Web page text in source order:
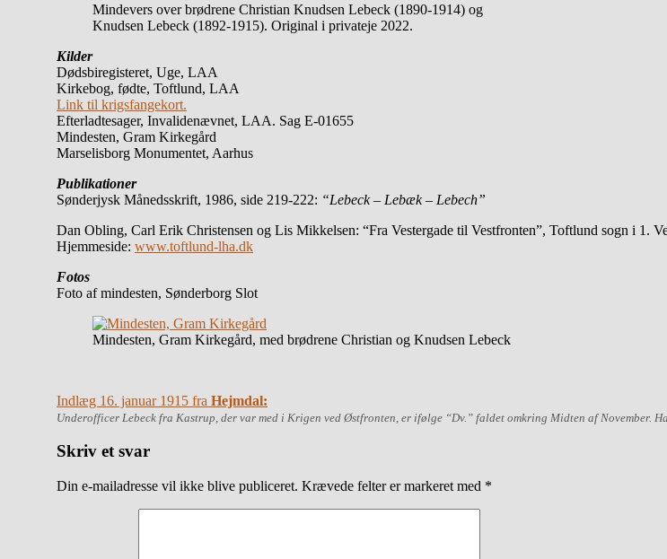
Mindevers over brødrene Christian Knudsen Lebeck (1890-1914) og
Knudsen Lebeck (1892-1915). Original i privateje 2022.
Kilder
Dødsbiregisteret, Uge, LAA
Kirkebog, fødte, Toftlund, LAA
Link til krigsfangekort.
Efterladtesager, Invalidenævnet, LAA. Sag E-01655
Mindesten, Gram Kirkegård
Marselisborg Monumentet, Aarhus
Publikationer
Sønderjysk Månedsskrift, 1986, side 219-222: “Lebeck – Lebæk – Lebech”
Dan Obling, Carl Erik Christensen og Lis Mikkelsen: “Fra Vestergade til Vestfronten”, Toftlund sogn i 1.
Hjemmeside: www.toftlund-lha.dk
Fotos
Foto af mindesten, Sønderborg Slot
Mindesten, Gram Kirkegård, med brødrene Christian og Knudsen Lebeck
Indlæg 16. januar 1915 fra Hejmdal:
Underofficer Lebeck fra Kastrup, der var med i Krigen ved Østfronten, er ifølge “Dv.” faldet omkring Midten af November.
Skriv et svar
Din e-mailadresse vil ikke blive publiceret. Krævede felter er markeret med *